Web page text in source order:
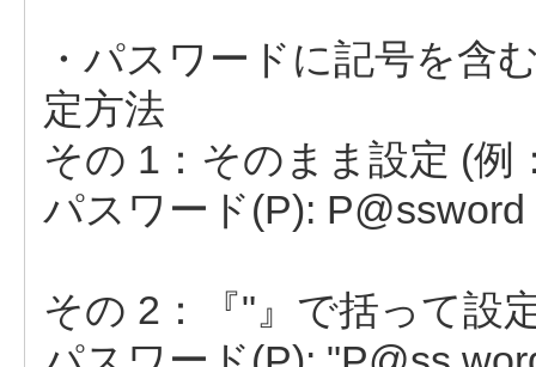
・パスワードに記号を含
定方法
その 1：そのまま設定 (例
パスワード(P): P@ssword
その 2：『"』で括って設